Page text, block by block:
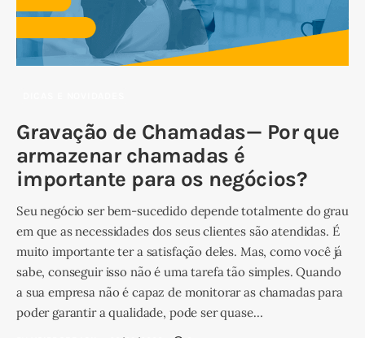
Gravação de Chamadas— Por que
armazenar chamadas é
importante para os negócios?
Seu negócio ser bem-sucedido depende totalmente do grau
em que as necessidades dos seus clientes são atendidas. É
muito importante ter a satisfação deles. Mas, como você já
sabe, conseguir isso não é uma tarefa tão simples. Quando
a sua empresa não é capaz de monitorar as chamadas para
poder garantir a qualidade, pode ser quase…